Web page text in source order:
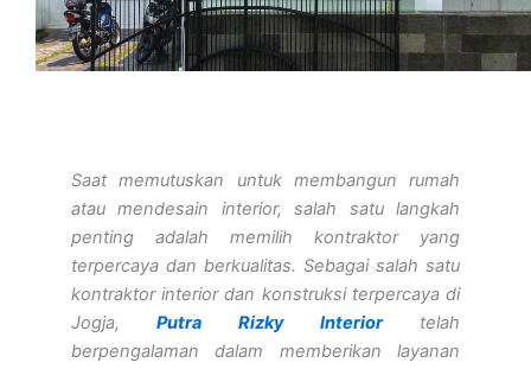
Saat memutuskan untuk membangun rumah
atau mendesain interior, salah satu langkah
penting adalah memilih kontraktor yang
terpercaya dan berkualitas. Sebagai salah satu
kontraktor interior dan konstruksi terpercaya di
Jogja,Putra Rizky Interiortelah
berpengalaman dalam memberikan layanan